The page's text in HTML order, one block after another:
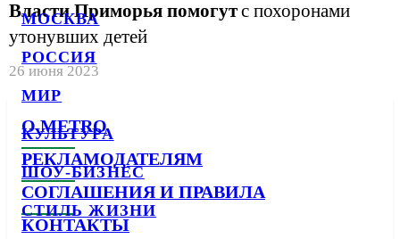
МОСКВА
РОССИЯ
МИР
КУЛЬТУРА
ШОУ-БИЗНЕС
СТИЛЬ ЖИЗНИ
Власти Приморья помогутс похоронами
утонувших детей
26 июня 2023
О METRO
РЕКЛАМОДАТЕЛЯМ
СОГЛАШЕНИЯ И ПРАВИЛА
КОНТАКТЫ